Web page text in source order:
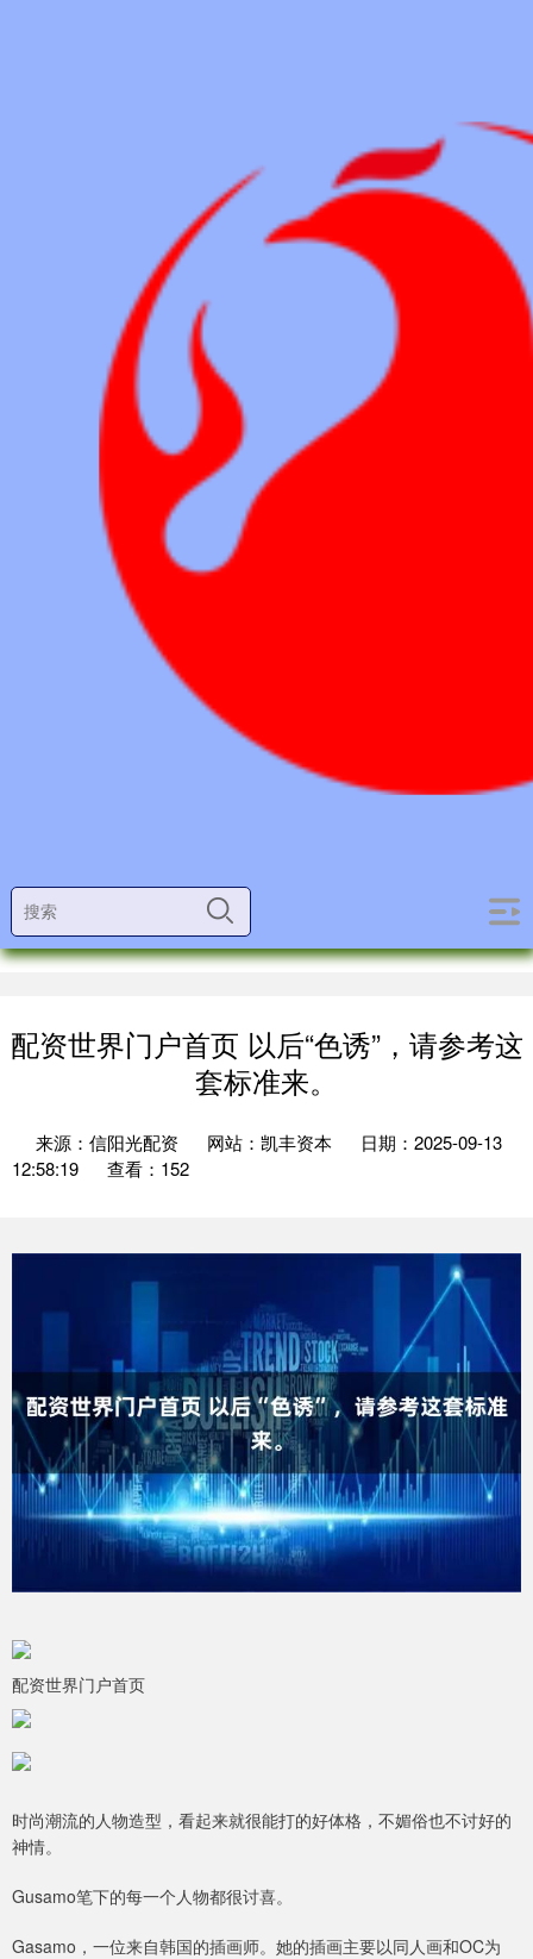
配资世界门户首页 以后“色诱”，请参考这
套标准来。
来源：信阳光配资 网站：凯丰资本
日期：2025-09-13
12:58:19
查看：152
配资世界门户首页
时尚潮流的人物造型，看起来就很能打的好体格，不媚俗也不讨好的
神情。
Gusamo笔下的每一个人物都很讨喜。
Gasamo，一位来自韩国的插画师。她的插画主要以同人画和OC为